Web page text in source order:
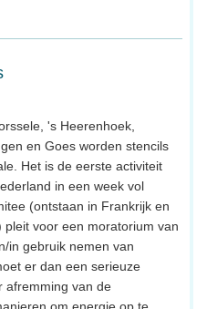
's Heerenhoek,
en Goes worden stencils
Het is de eerste activiteit
in een week vol
(ontstaan in Frankrijk en
voor een moratorium van
in gebruik nemen van
er dan een serieuze
afremming van de